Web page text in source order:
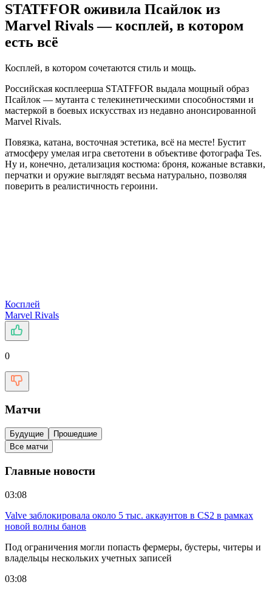
STATFFOR оживила Псайлок из
Marvel Rivals — косплей, в котором
есть всё
Косплей, в котором сочетаются стиль и мощь.
Российская косплеерша STATFFOR выдала мощный образ
Псайлок — мутанта с телекинетическими способностями и
мастеркой в боевых искусствах из недавно анонсированной
Marvel Rivals.
Повязка, катана, восточная эстетика, всё на месте! Бустит
атмосферу умелая игра светотени в объективе фотографа Tes.
Ну и, конечно, детализация костюма: броня, кожаные вставки,
перчатки и оружие выглядят весьма натурально, позволяя
поверить в реалистичность героини.
Косплей
Marvel Rivals
0
Матчи
Будущие
Прошедшие
Все матчи
Главные новости
03:08
Valve заблокировала около 5 тыс. аккаунтов в CS2 в рамках
новой волны банов
Под ограничения могли попасть фермеры, бустеры, читеры и
владельцы нескольких учетных записей
03:08